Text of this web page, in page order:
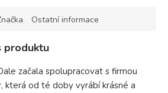
Ostatní informace
produktu
začala spolupracovat s firmou
která od té doby vyrábí krásné a